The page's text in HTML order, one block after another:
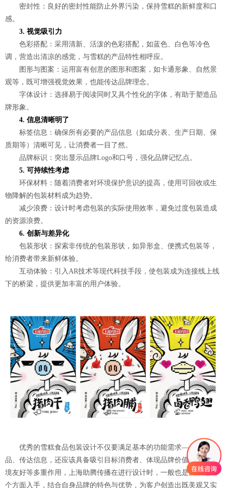
密封性：良好的密封性能防止外界污染，保持雪糕的新鲜度和口
感。
3. 视觉吸引力
色彩搭配：采用清新、活泼的色彩搭配，如蓝色、白色等冷色
调，营造出清凉的感觉，与雪糕的产品特性相呼应。
图形与图案：运用富有创意的图形和图案，如卡通形象、自然景
观等，既可增强视觉效果，也能传达品牌理念。
字体设计：选择易于阅读同时又具个性化的字体，有助于塑造品
牌形象。
4. 信息清晰明了
标签信息：确保所有必要的产品信息（如成分表、生产日期、保
质期等）清晰可见，让消费者一目了然。
品牌标识：突出显示品牌Logo和口号，强化品牌记忆点。
5. 可持续性考虑
环保材料：随着消费者对环境保护意识的提高，使用可回收或生
物降解的包装材料成为趋势。
减少浪费：设计时考虑包装的实际使用效率，避免过度包装造成
的资源浪费。
6. 创新与差异化
包装形状：探索非传统的包装形状，如异形盒、便携式包装等，
给消费者带来新鲜体验。
互动体验：引入AR技术等现代科技手段，使包装成为连接线上线
下的桥梁，提供更加丰富的用户体验。
优秀的雪糕食品包装设计不仅要满足基本的功能需求——保护产
品、传达信息，还应该具备吸引目标消费者、体现品牌价值、促进环
境友好等多重作用，上海助腾传播在进行设计时，一般也是从上述几
个方面入手，结合自身品牌的特色与优势，为客户创造出既美观又实